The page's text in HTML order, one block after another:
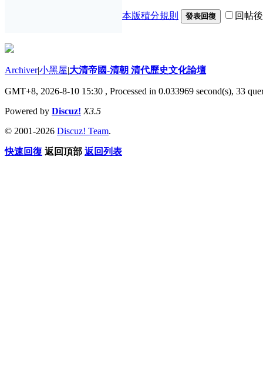
本版積分規則 發表回復 回帖
Archiver|小黑屋|大清帝國-清朝 清代歷史文化論壇
GMT+8, 2026-8-10 15:30 , Processed in 0.033969 second(s), 33
Powered by Discuz! X3.5
© 2001-2026 Discuz! Team.
快速回復 返回頂部 返回列表